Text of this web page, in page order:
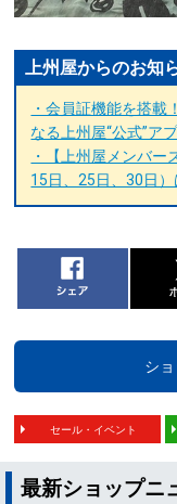
上州屋からのお知
・会員証機能を搭載
なる上州屋“公式”ア
・【上州屋メンバー
15日、25日、30日）
シ
セール・イベント
最新ショップニ